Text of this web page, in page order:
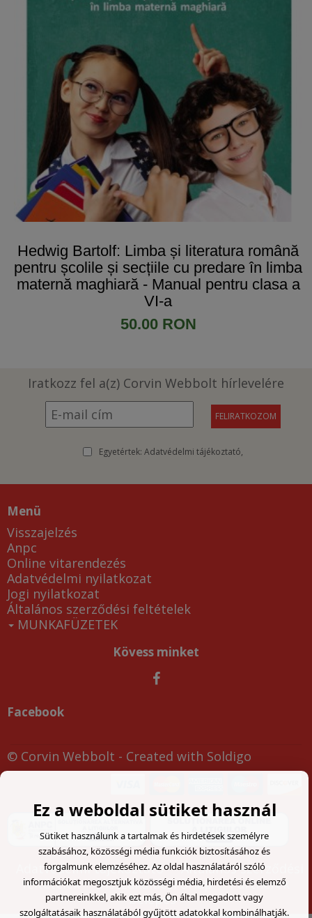
Hedwig Bartolf: Limba și literatura română
pentru școlile și secțiile cu predare în limba
maternă maghiară - Manual pentru clasa a
VI-a
50.00 RON
Iratkozz fel a(z) Corvin Webbolt hírlevelére
Egyetértek: Adatvédelmi tájékoztató
Menü
Visszajelzés
Anpc
Online vitarendezés
Adatvédelmi nyilatkozat
Jogi nyilatkozat
Általános szerződési feltételek
MUNKAFÜZETEK
Kövess minket
Facebook
© Corvin Webbolt - Created with Soldigo
Adatvédelmi tájékoztató
Általános szerződési
feltételek
Visszaküldési űrlap
Partnerek
belépés
Ez a weboldal sütiket használ
Sütiket használunk a tartalmak és hirdetések személyre
szabásához, közösségi média funkciók biztosításához és
forgalmunk elemzéséhez. Az oldal használatáról szóló
információkat megosztjuk közösségi média, hirdetési és elemző
partnereinkkel, akik ezt más, Ön által megadott vagy
szolgáltatásaik használatából gyűjtött adatokkal kombinálhatják.